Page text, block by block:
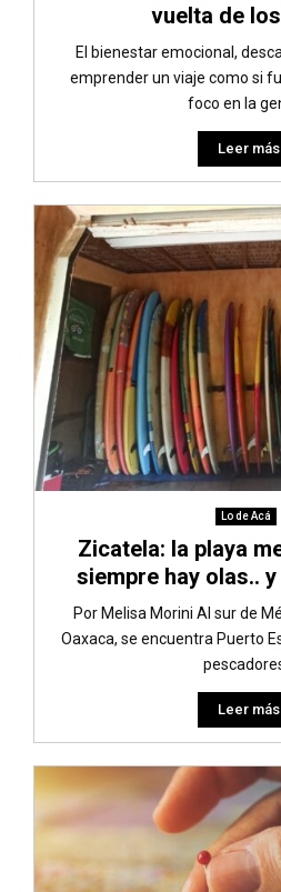
vuelta de
El bienestar emocional,
emprender un viaje como si
foco en la
Leer más
Lo de Acá
Zicatela: la playa
siempre hay olas..
Por Melisa Morini Al sur de
Oaxaca, se encuentra Puerto
Leer más